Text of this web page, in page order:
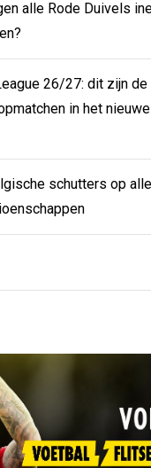
alle Rode Duivels
26/27: dit zijn de
in het nieuwe
schutters op alle